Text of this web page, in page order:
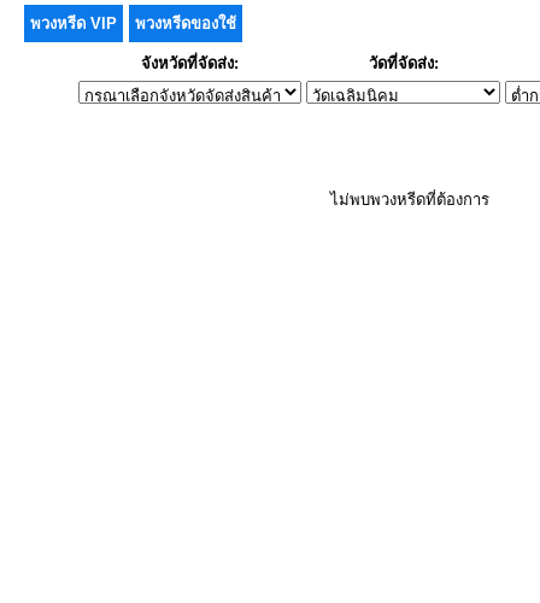
พวงหรีด VIP พวงหรีดของใช้
จังหวัดที่จัดส่ง: วัดที่จัดส่ง:
ไม่พบพวงหรีดที่ต้องการ